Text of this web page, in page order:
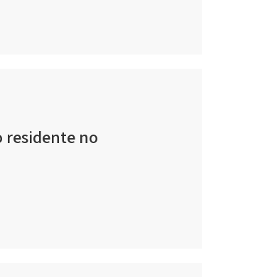
residente no